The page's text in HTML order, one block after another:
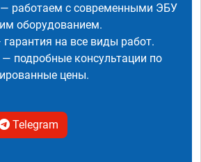
— работаем с современными ЭБУ
оборудованием.
на все виды работ.
подробные консультации по
цены.
Telegram